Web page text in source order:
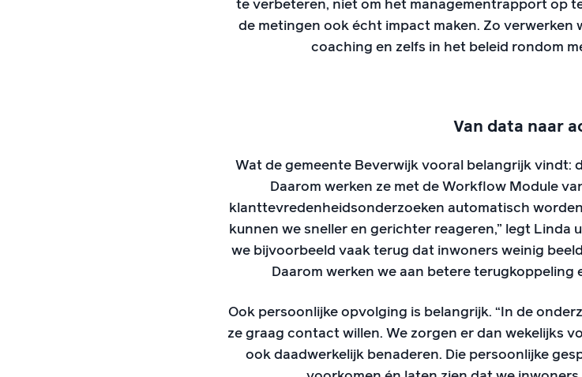
te verbeteren, niet om het managementrapport op
de metingen ook écht impact maken. Zo verwerken
coaching en zelfs in het beleid rondom
Van data naar
Wat de gemeente Beverwijk vooral belangrijk vindt:
Daarom werken ze met de Workflow Module
klanttevredenheidsonderzoeken automatisch
kunnen we sneller en gerichter reageren,” legt Linda
we bijvoorbeeld vaak terug dat inwoners weinig
Daarom werken we aan betere terugkoppeling
Ook persoonlijke opvolging is belangrijk. “In de
ze graag contact willen. We zorgen er dan wekelijks
ook daadwerkelijk benaderen. Die persoonlijke